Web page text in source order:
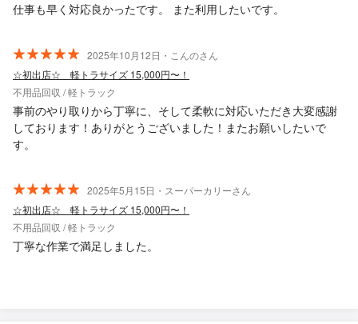
仕事も早く対応良かったです。 また利用したいです。
2025年10月12日・こんのさん
☆初出店☆ 軽トラサイズ 15,000円〜！
不用品回収 / 軽トラック
事前のやり取りから丁寧に、そして柔軟に対応いただき大変感謝
しております！ありがとうございました！またお願いしたいで
す。
2025年5月15日・スーパーカリーさん
☆初出店☆ 軽トラサイズ 15,000円〜！
不用品回収 / 軽トラック
丁寧な作業で満足しました。